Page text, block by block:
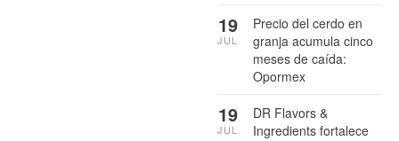
Precio del cerdo en
granja acumula cinco
meses de caída:
Opormex
19
JUL
DR Flavors &
Ingredients fortalece
19
JUL